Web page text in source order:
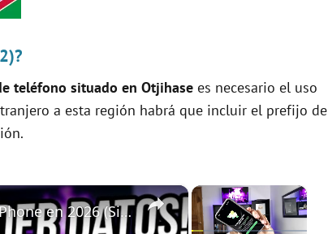
teléfono situado en Otjihase es necesario el uso
a esta región habrá que incluir el prefijo de
×
×
Cómo pasar WhatsApp de Android a iPhone en 2026 (Sin formatear y SIN PERDER DATOS)